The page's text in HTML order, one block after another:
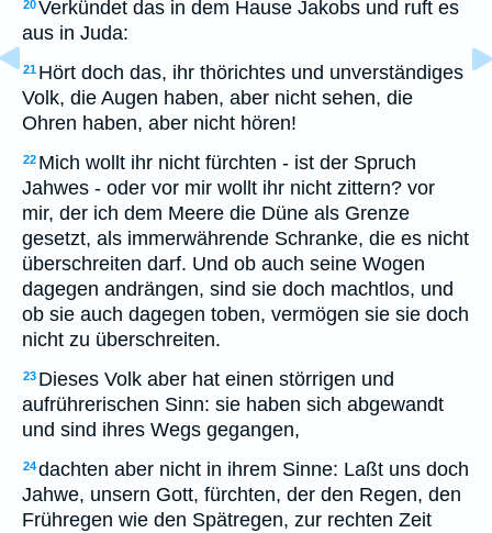
20Verkündet das in dem Hause Jakobs und ruft es
aus in Juda:
21 Hört doch das, ihr thörichtes und unverständiges
Volk, die Augen haben, aber nicht sehen, die
Ohren haben, aber nicht hören!
22 Mich wollt ihr nicht fürchten - ist der Spruch
Jahwes - oder vor mir wollt ihr nicht zittern? vor
mir, der ich dem Meere die Düne als Grenze
gesetzt, als immerwährende Schranke, die es nicht
überschreiten darf. Und ob auch seine Wogen
dagegen andrängen, sind sie doch machtlos, und
ob sie auch dagegen toben, vermögen sie sie doch
nicht zu überschreiten.
23 Dieses Volk aber hat einen störrigen und
aufrührerischen Sinn: sie haben sich abgewandt
und sind ihres Wegs gegangen,
24dachten aber nicht in ihrem Sinne: Laßt uns doch
Jahwe, unsern Gott, fürchten, der den Regen, den
Frühregen wie den Spätregen, zur rechten Zeit